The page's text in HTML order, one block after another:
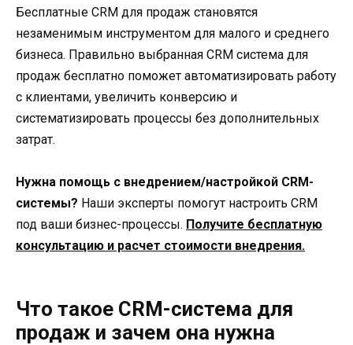
Бесплатные CRM для продаж становятся
незаменимым инструментом для малого и среднего
бизнеса. Правильно выбранная CRM система для
продаж бесплатно поможет автоматизировать работу
с клиентами, увеличить конверсию и
систематизировать процессы без дополнительных
затрат.
Нужна помощь с внедрением/настройкой CRM-
системы? Наши эксперты помогут настроить CRM
под ваши бизнес-процессы. Получите бесплатную
консультацию и расчет стоимости внедрения.
Что такое CRM-система для
продаж и зачем она нужна